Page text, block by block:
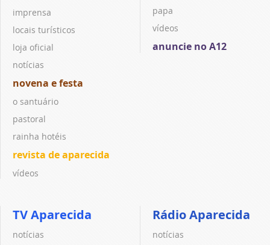
imprensa
locais turísticos
loja oficial
notícias
novena e festa
o santuário
pastoral
rainha hotéis
revista de aparecida
vídeos
papa
vídeos
anuncie no A12
TV Aparecida
notícias
Rádio Aparecida
notícias